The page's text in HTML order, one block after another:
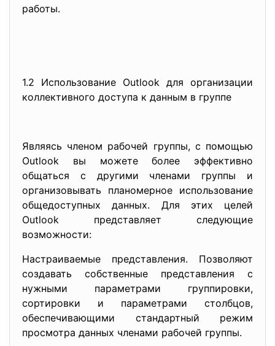
работы.
1.2 Использование Outlook для организации
коллективного доступа к данным в группе
Являясь членом рабочей группы, с помощью
Outlook вы можете более эффективно
общаться с другими членами группы и
организовывать планомерное использование
общедоступных данных. Для этих целей
Outlook представляет следующие
возможности:
Настраиваемые представления. Позволяют
создавать собственные представления с
нужными параметрами группировки,
сортировки и параметрами столбцов,
обеспечивающими стандартный режим
просмотра данных членами рабочей группы.